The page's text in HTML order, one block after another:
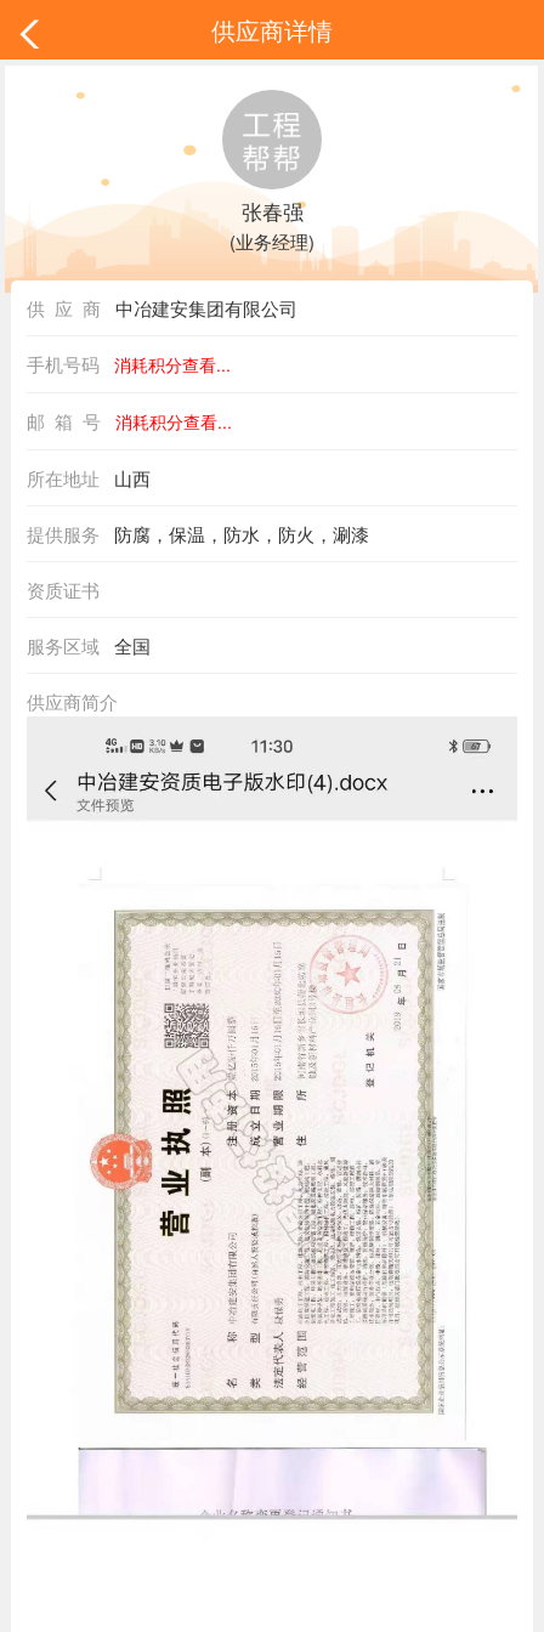
供应商详情
张春强
(业务经理)
供 应 商 中冶建安集团有限公司
手机号码 消耗积分查看...
邮 箱 号 消耗积分查看...
所在地址 山西
提供服务 防腐，保温，防水，防火，涮漆
资质证书
服务区域 全国
供应商简介